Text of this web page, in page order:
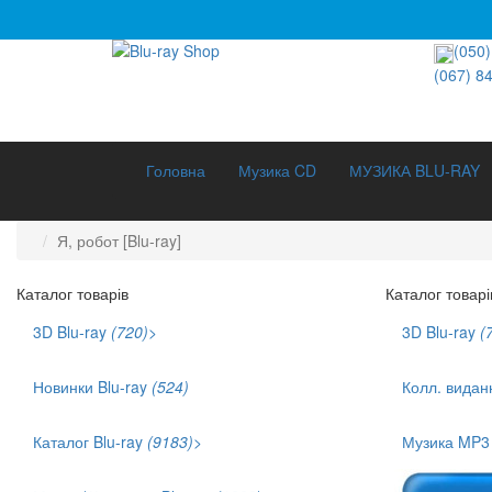
(067)
Головна Музика CD МУЗИКА BLU-RAY
Я, робот [Blu-ray]
Каталог товарів
3D Blu-ray (720)>
Новинки Blu-ray (524)
Каталог Blu-ray (9183)>
Каталог
3D Blu-ray
Колл.
Музика MP3